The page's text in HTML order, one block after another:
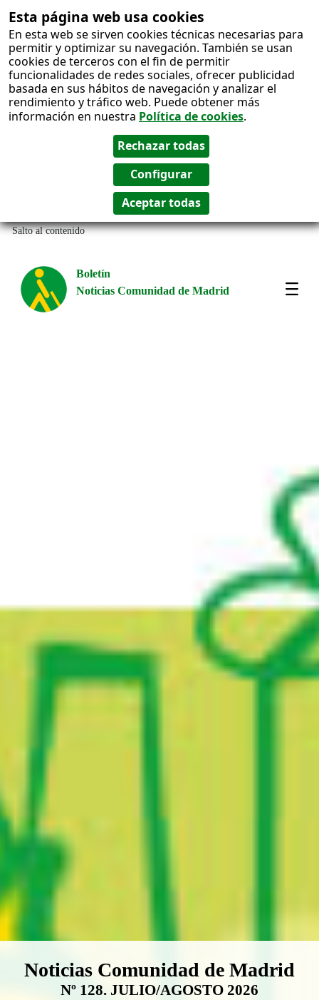
Esta página web usa cookies
En esta web se sirven cookies técnicas necesarias para
permitir y optimizar su navegación. También se usan
cookies de terceros con el fin de permitir
funcionalidades de redes sociales, ofrecer publicidad
basada en sus hábitos de navegación y analizar el
rendimiento y tráfico web. Puede obtener más
información en nuestra Política de cookies.
Salto al contenido
Boletín
Noticias Comunidad de Madrid
Boletín Noticias Comunidad de
Noticias Comunidad de Madrid
Nº 128. JULIO/AGOSTO 2026